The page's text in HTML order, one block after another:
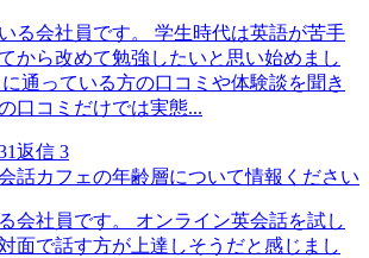
る会社員です。 学生時代は英語が苦手
から改めて勉強したいと思い始めまし
通っている方の口コミや体験談を聞き
口コミだけでは実態...
返信 3
話カフェの年齢層について情報ください
会社員です。 オンライン英会話を試し
面で話す方が上達しそうだと感じまし